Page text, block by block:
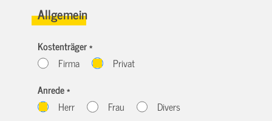
Allgemein
Kostenträger *
Firma
Privat
Anrede *
Herr
Frau Divers